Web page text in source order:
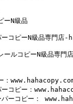
ーN級品
ーコピーN級品専門店
ールコピーN級品専門
：
ーコピー：
パーコピー：